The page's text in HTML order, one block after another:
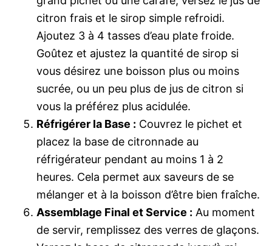
citron frais et le sirop simple refroidi.
Ajoutez 3 à 4 tasses d’eau plate froide.
Goûtez et ajustez la quantité de sirop si
vous désirez une boisson plus ou moins
sucrée, ou un peu plus de jus de citron si
vous la préférez plus acidulée.
Réfrigérer la Base : Couvrez le pichet et
placez la base de citronnade au
réfrigérateur pendant au moins 1 à 2
heures. Cela permet aux saveurs de se
mélanger et à la boisson d’être bien fraîche.
Assemblage Final et Service : Au moment
de servir, remplissez des verres de glaçons.